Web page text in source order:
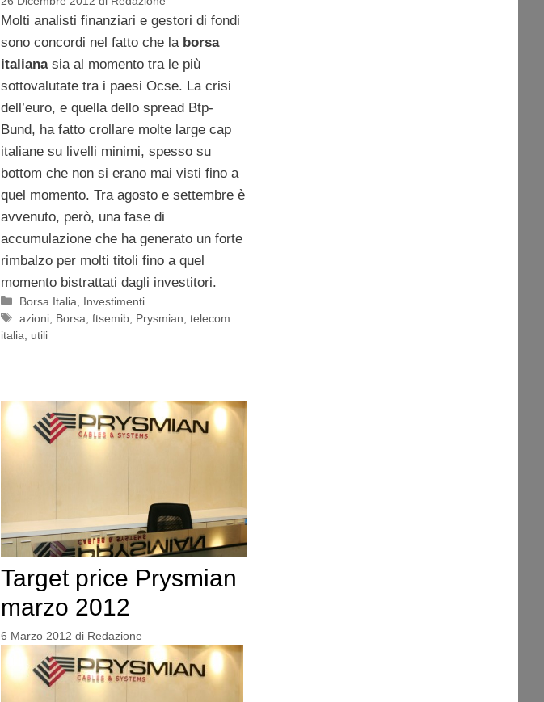
Molti analisti finanziari e gestori di fondi
sono concordi nel fatto che la borsa
italiana sia al momento tra le più
sottovalutate tra i paesi Ocse. La crisi
dell’euro, e quella dello spread Btp-
Bund, ha fatto crollare molte large cap
italiane su livelli minimi, spesso su
bottom che non si erano mai visti fino a
quel momento. Tra agosto e settembre è
avvenuto, però, una fase di
accumulazione che ha generato un forte
rimbalzo per molti titoli fino a quel
momento bistrattati dagli investitori.
Categorie
Borsa Italia
Investimenti
Tag
azioni Borsa ,ftsemib Prysmian ,telecom
italia
utili
Target price Prysmian
marzo 2012
6 Marzo 2012 di Redazione